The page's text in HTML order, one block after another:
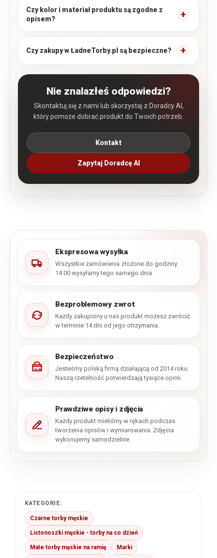
Czy kolor i materiał produktu są zgodne z
opisem?
Czy zakupy w ŁadneTorby.pl są bezpieczne?
Nie znalazłeś odpowiedzi?
Skontaktuj się z nami lub skorzystaj z Doradcy AI,
który pomoże dobrać produkt do Twoich potrzeb.
Kontakt
Zapytaj Doradcę AI
Ekspresowa wysyłka
Wszystkie zamówienia złożone do godziny
14:00 wysyłamy tego samego dnia.
Bezproblemowy zwrot
Każdy zakupiony u nas produkt możesz zwrócić
w terminie 14 dni od jego otrzymania.
Bezpieczeństwo
Jesteśmy polską firmą działającą od 2014 roku.
Naszą rzetelność potwierdzają tysiące opinii.
Prawdziwe opisy i zdjęcia
Każdy produkt mieliśmy w rękach podczas
tworzenia opisów i wymiarowania. Zdjęcia
wykonujemy samodzielnie.
KATEGORIE:
Czarne torby męskie
Listonoszki męskie - torby na co dzień
Małe torby męskie na ramię Marki